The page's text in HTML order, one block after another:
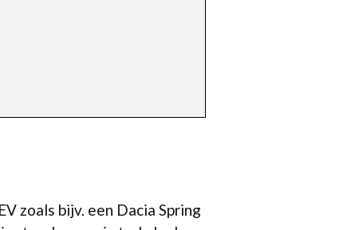
zoals bijv. een Dacia Spring